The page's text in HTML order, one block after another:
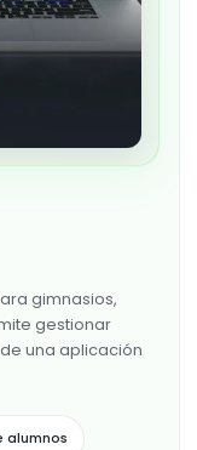
gimnasios,
gestionar
una aplicación
alumnos